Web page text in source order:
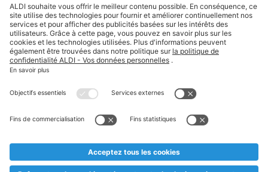
Suivez ALDI Belgique
Textes marqués d'un astérisque et mentions légales
* Nous vendons ces articles temporairement et jusqu'à
au cas où, malgré le planning bien étudié, nous serions
prématurément en rupture de stock. Prix Recupel et TVA incl.
** Sur ce site, l’utilisation de la forme masculine a été adoptée